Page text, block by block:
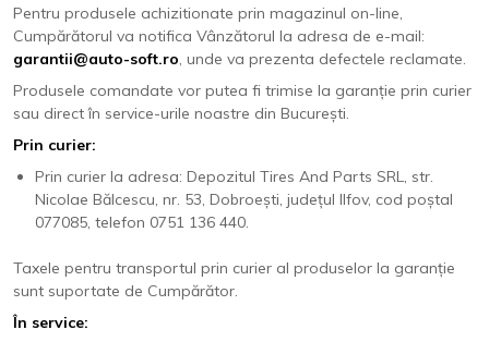
Pentru produsele achizitionate prin magazinul on-line,
Cumpărătorul va notifica Vânzătorul la adresa de e-mail:
garantii@auto-soft.ro, unde va prezenta defectele reclamate.
Produsele comandate vor putea fi trimise la garanție prin curier
sau direct în service-urile noastre din București.
Prin curier:
Prin curier la adresa: Depozitul Tires And Parts SRL, str.
Nicolae Bălcescu, nr. 53, Dobroești, județul Ilfov, cod poștal
077085, telefon 0751 136 440.
Taxele pentru transportul prin curier al produselor la garanție
sunt suportate de Cumpărător.
În service: